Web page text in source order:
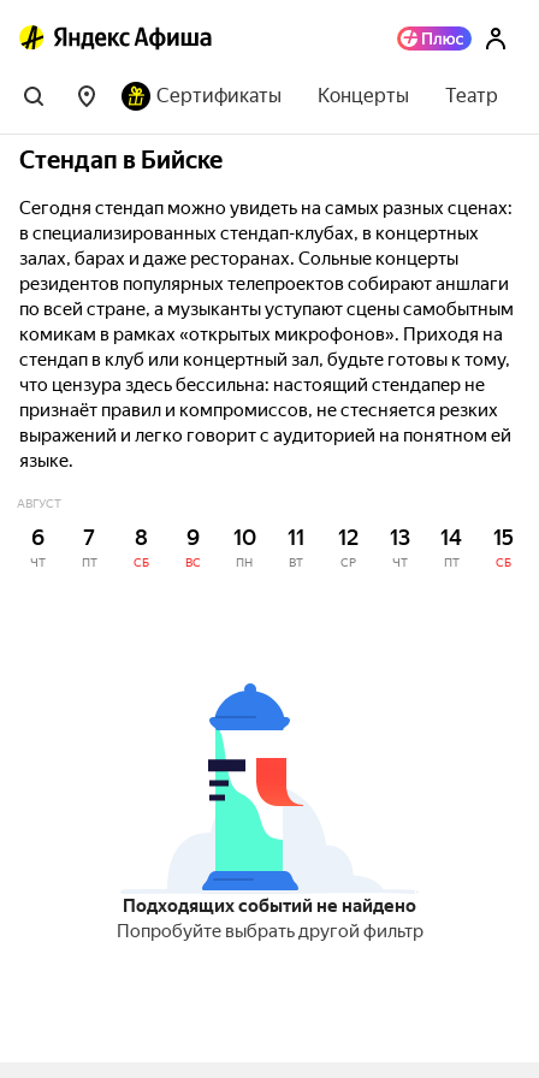
Сертификаты Концерты Театр
Стендап в Бийске
Сегодня стендап можно увидеть на самых разных сценах:
в специализированных стендап-клубах, в концертных
залах, барах и даже ресторанах. Сольные концерты
резидентов популярных телепроектов собирают аншлаги
по всей стране, а музыканты уступают сцены самобытным
комикам в рамках «открытых микрофонов». Приходя на
стендап в клуб или концертный зал, будьте готовы к тому,
что цензура здесь бессильна: настоящий стендапер не
признаёт правил и компромиссов, не стесняется резких
выражений и легко говорит с аудиторией на понятном ей
языке.
АВГУСТ
6
ЧТ
7
ПТ
8
СБ
9
ВС
10
ПН
11
ВТ
12
СР
13
ЧТ
14
ПТ
15
СБ
Подходящих событий не найдено
Попробуйте выбрать другой фильтр